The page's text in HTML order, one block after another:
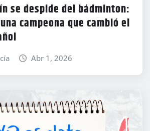
se despide del bádminton:
campeona que cambió el
Abr 1, 2026